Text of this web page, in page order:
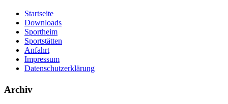
Startseite
Downloads
Sportheim
Sportstätten
Anfahrt
Impressum
Datenschutzerklärung
Archiv